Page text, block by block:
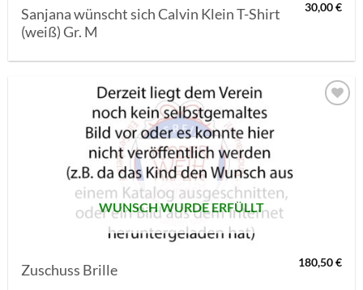
Sanjana wünscht sich Calvin Klein T-Shirt
(weiß) Gr. M
30,00€
WUNSCH WURDE ERFÜLLT
Zuschuss Brille 180,50€